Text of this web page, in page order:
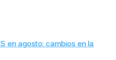
en agosto: cambios en la